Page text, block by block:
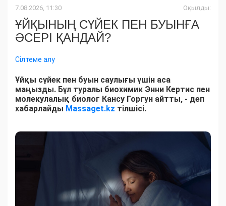
7.08.2026, 11:30 Оқылды:
ҰЙҚЫНЫҢ СҮЙЕК ПЕН БУЫНҒА
ӘСЕРІ ҚАНДАЙ?
Сілтеме алу
Ұйқы сүйек пен буын саулығы үшін аса
маңызды. Бұл туралы биохимик Энни Кертис пен
молекулалық биолог Кансу Горгун айтты, - деп
хабарлайды Massaget.kz тілшісі.